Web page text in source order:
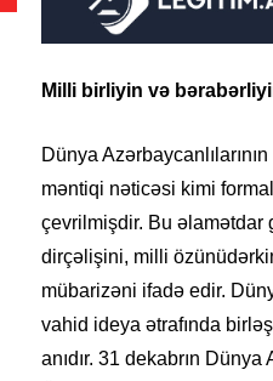
Milli birliyin və
Dünya
məntiqi nəticəsi kimi
çevrilmişdir. Bu əlamətdar
dirçəlişini, milli
mübarizəni ifadə edir.
vahid ideya ətrafında
anıdır. 31 dekabrın